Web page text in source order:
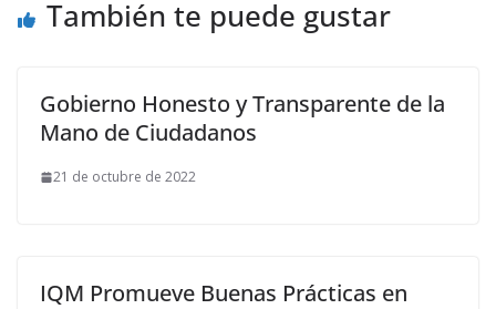
También te puede gustar
Gobierno Honesto y Transparente de la
Mano de Ciudadanos
21 de octubre de 2022
IQM Promueve Buenas Prácticas en